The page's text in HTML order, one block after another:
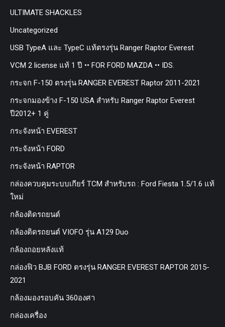
ULTIMATE SHACKLES
Uncategorized
USB TypeA และ TypeC แท้ตรงรุ่น Ranger Raptor Everest
VCM 2 license แท้ 1 ปี •• FOR FORD MAZDA •• IDS.
กระจก F-150 ตรงรุ่น RANGER EVEREST Raptor 2011-2021
กระจกมองข้าง F-150 USA สำหรับ Ranger Raptor Everest
ปี2012+ 1 คู่
กระจังหน้า EVEREST
กระจังหน้า FORD
กระจังหน้า RAPTOR
กล่องควบคุมระบบเกียร์ TCM สำหรับรถ : Ford Fiesta 1.5/1.6 แท้
ใหม่
กล้องติดรถยนต์
กล้องติดรถยนต์ VIOFO รุ่น A129 Duo
กล้องถอยหลังแท้
กล่องฟิว BJB FORD ตรงรุ่น RANGER EVEREST RAPTOR 2015-
2021
กล้องมองรอบคัน 360องศา
กล่องเครื่อง